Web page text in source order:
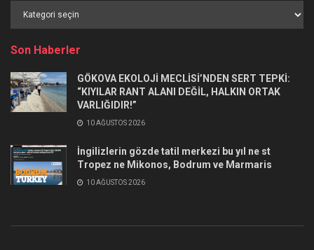
Kategorileri
Son Haberler
GÖKOVA EKOLOJİ MECLİSİ’NDEN SERT TEPKİ:
“KIYILAR RANT ALANI DEĞİL, HALKIN ORTAK
VARLIĞIDIR!”
10 AĞUSTOS 2026
İngilizlerin gözde tatil merkezi bu yıl ne st
Tropez ne Mikonos, Bodrum ve Marmaris
10 AĞUSTOS 2026